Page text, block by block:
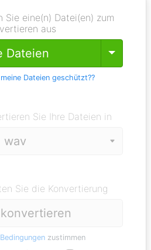
Sie eine(n) Datei(en) zum
aus
Dateien Toggle
Dateien geschützt??
Sie Ihre Dateien in
Sie die Konvertierung
Bedingungenzustimmen